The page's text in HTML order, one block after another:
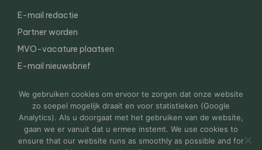
E-mail redactie
Partner worden
MVO-vacature plaatsen
E-mail nieuwsbrief
© 2000-2026 Van der Molen EIS Colofon
Disclaimer
Privacy
We gebruiken cookies om ervoor te zorgen dat onze website
zo soepel mogelijk draait en voor statistieken (Google
Analytics). Als u doorgaat met het gebruiken van de website,
gaan we er vanuit dat u ermee instemt. We use cookies to
ensure that our website runs as smoothly as possible and for